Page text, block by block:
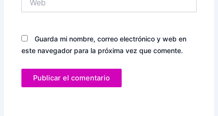
Guarda mi nombre, correo electrónico y web en
este navegador para la próxima vez que comente.